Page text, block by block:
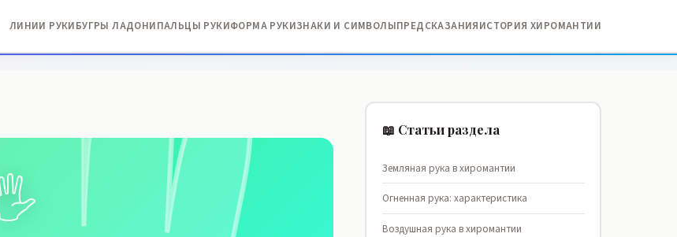
ЛИНИИ РУКИБУГРЫ ЛАДОНИПАЛЬЦЫ РУКИФОРМА РУКИЗНАКИ И СИМВОЛЫПРЕДСКАЗАНИЯИСТОРИЯ ХИРОМАНТИИ
📖 Статьи раздела
Земляная рука в хиромантии
Огненная рука: характеристика
Воздушная рука в хиромантии